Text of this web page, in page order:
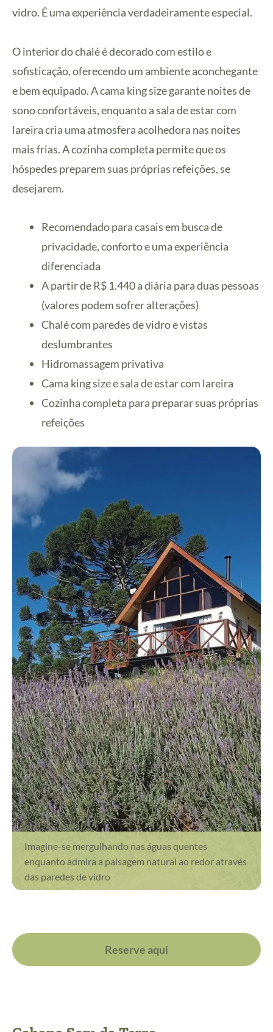
vidro. É uma experiência verdadeiramente especial.
O interior do chalé é decorado com estilo e
sofisticação, oferecendo um ambiente aconchegante
e bem equipado. A cama king size garante noites de
sono confortáveis, enquanto a sala de estar com
lareira cria uma atmosfera acolhedora nas noites
mais frias. A cozinha completa permite que os
hóspedes preparem suas próprias refeições, se
desejarem.
Recomendado para casais em busca de
privacidade, conforto e uma experiência
diferenciada
A partir de R$ 1.440 a diária para duas pessoas
(valores podem sofrer alterações)
Chalé com paredes de vidro e vistas
deslumbrantes
Hidromassagem privativa
Cama king size e sala de estar com lareira
Cozinha completa para preparar suas próprias
refeições
Imagine-se mergulhando nas águas quentes
enquanto admira a paisagem natural ao redor através
das paredes de vidro
Reserve aqui